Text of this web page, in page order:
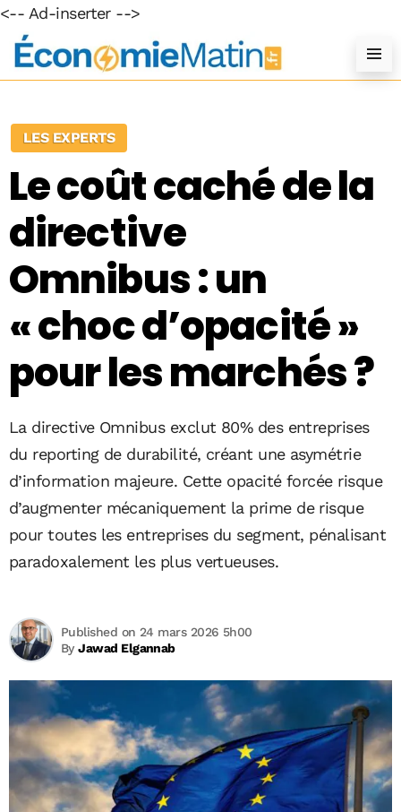
<-- Ad-inserter -->
LES EXPERTS
Le coût caché de la
directive
Omnibus : un
« choc d’opacité »
pour les marchés ?
La directive Omnibus exclut 80% des entreprises
du reporting de durabilité, créant une asymétrie
d’information majeure. Cette opacité forcée risque
d’augmenter mécaniquement la prime de risque
pour toutes les entreprises du segment, pénalisant
paradoxalement les plus vertueuses.
ByJawad Elgannab
Published on 24 mars 2026 5h00